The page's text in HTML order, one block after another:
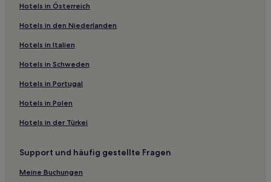
Business in Hamburgo
Hotels mit inbegriffenem Frühstück in Nova Petropolis
Haustierfreundliche in Nova Petropolis
Günstige in Nova Petropolis
Haustierfreundliche in Gramado
Hotels mit Pool in Gramado
Hotels mit inbegriffenem Frühstück in Canela
Familien in Bento Gonçalves
Hotels mit Parkplatz in São Lourenço do Sul
Hotels in Österreich
Hotels in den Niederlanden
Hotels in Italien
Hotels in Schweden
Hotels in Portugal
Hotels in Polen
Hotels in der Türkei
Support und häufig gestellte Fragen
Meine Buchungen